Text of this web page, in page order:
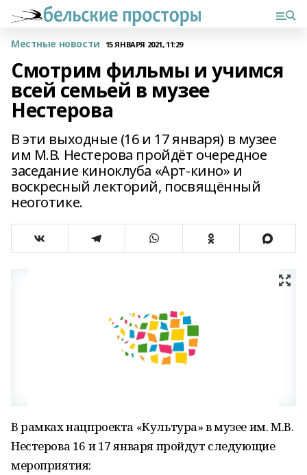
Местные новости 15 ЯНВАРЯ 2021, 11:29
Смотрим фильмы и учимся
всей семьей в музее
Нестерова
В эти выходные (16 и 17 января) в музее
им М.В. Нестерова пройдёт очередное
заседание киноклуба «Арт-кино» и
воскресный лекторий, посвящённый
неоготике.
В рамках нацпроекта «Культура» в музее им. М.В.
Нестерова 16 и 17 января пройдут следующие
мероприятия: